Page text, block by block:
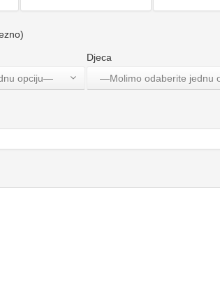
opciju—
Djeca
—Molimo odaberite jednu